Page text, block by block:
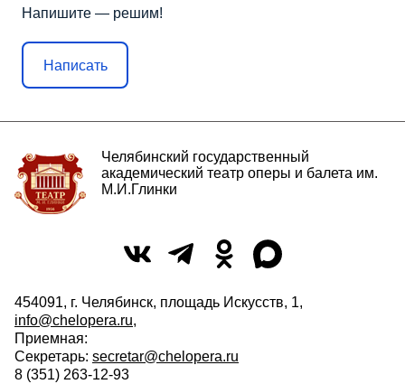
Напишите — решим!
Написать
Челябинский государственный
академический театр оперы и балета им.
М.И.Глинки
454091, г. Челябинск, площадь Искусств, 1,
info@chelopera.ru,
Приемная:
Секретарь: secretar@chelopera.ru
8 (351) 263-12-93